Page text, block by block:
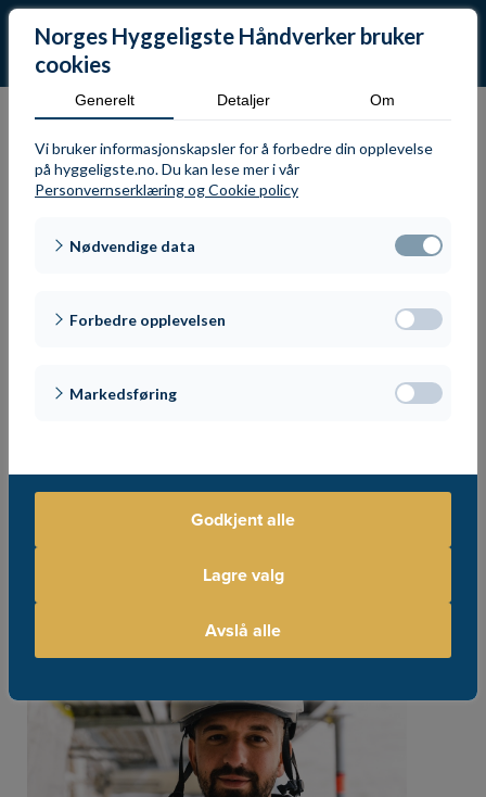
Norges Hyggeligste Håndverker bruker
cookies
Generelt Detaljer Om
Vi bruker informasjonskapsler for å forbedre din opplevelse
på hyggeligste.no. Du kan lese mer i vår
Personvernserklæring og Cookie policy
Nødvendige data
Forbedre opplevelsen
Markedsføring
Godkjent alle
Lagre valg
Avslå alle
Alle nyheter
23.09.2022
Årets vinnere i Norges Hyggeligste
Håndverker endelig kåret!